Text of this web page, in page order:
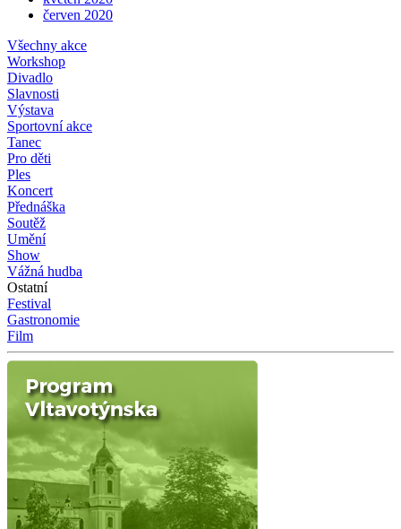
červen 2020
Všechny akce
Workshop
Divadlo
Slavnosti
Výstava
Sportovní akce
Tanec
Pro děti
Ples
Koncert
Přednáška
Soutěž
Umění
Show
Vážná hudba
Ostatní
Festival
Gastronomie
Film